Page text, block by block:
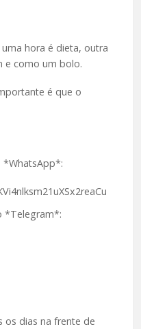
hora é dieta, outra
e como um bolo.
é que o
*WhatsApp*:
*Telegram*:
os dias na frente de